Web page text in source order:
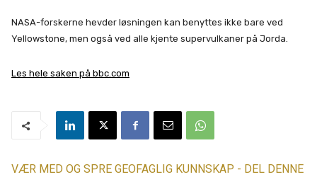
NASA-forskerne hevder løsningen kan benyttes ikke bare ved
Yellowstone, men også ved alle kjente supervulkaner på Jorda.
Les hele saken på bbc.com
VÆR MED OG SPRE GEOFAGLIG KUNNSKAP - DEL DENNE